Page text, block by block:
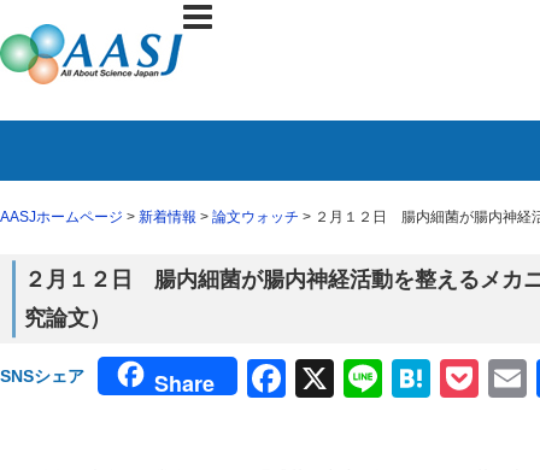
AASJホームページ > 新着情報 > 論文ウォッチ > ２月１２日 腸内細菌が腸内神経
２月１２日 腸内細菌が腸内神経活動を整えるメカ
究論文）
SNSシェア Share Facebook
X Line